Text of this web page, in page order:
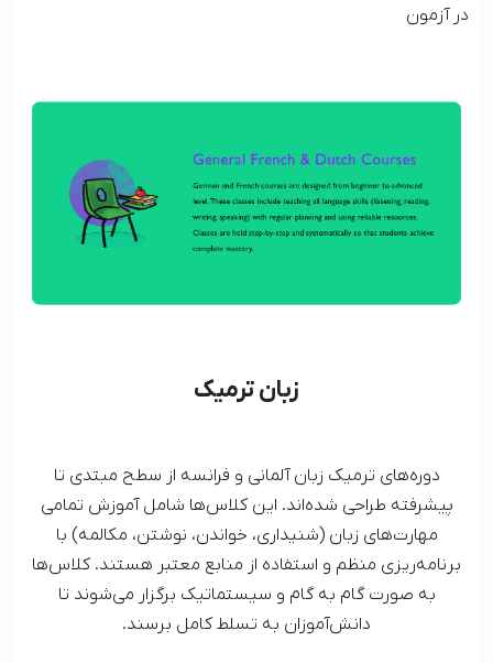
در آزمون
زبان ترمیک
دوره‌های ترمیک زبان آلمانی و فرانسه از سطح مبتدی تا
پیشرفته طراحی شده‌اند. این کلاس‌ها شامل آموزش تمامی
مهارت‌های زبان (شنیداری، خواندن، نوشتن، مکالمه) با
برنامه‌ریزی منظم و استفاده از منابع معتبر هستند. کلاس‌ها
به صورت گام به گام و سیستماتیک برگزار می‌شوند تا
دانش‌آموزان به تسلط کامل برسند.